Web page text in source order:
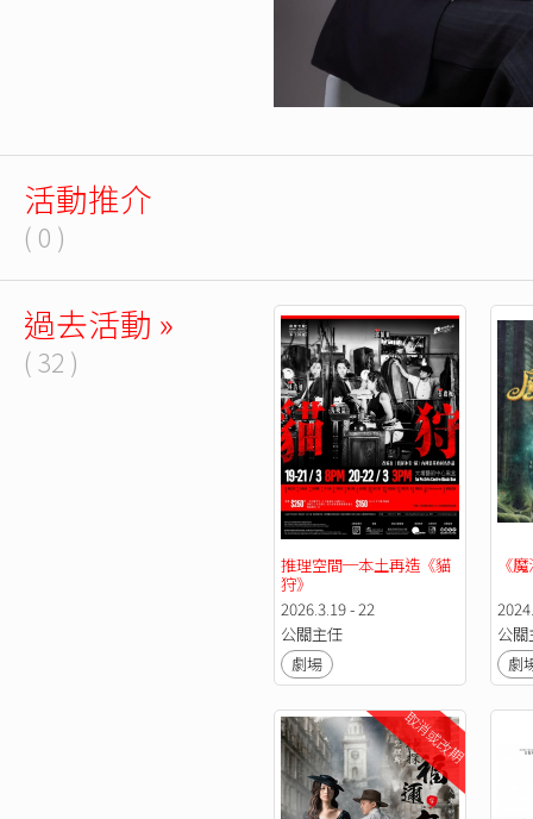
活動推介
( 0 )
過去活動 »
( 32 )
推理空間─本土再造《貓
狩》
2026.3.19 - 22
公關主任
劇場
《
公關
劇
取消或改期